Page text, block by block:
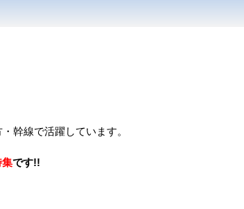
幹線で活躍しています。
です!!